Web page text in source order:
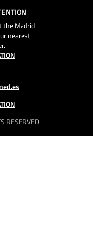
RESERVED
the Madrid
nearest